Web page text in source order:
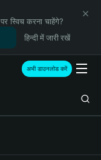
पर स्विच करना चाहेंगे?
हिन्दी में जारी रखें
अभी डाउनलोड करें